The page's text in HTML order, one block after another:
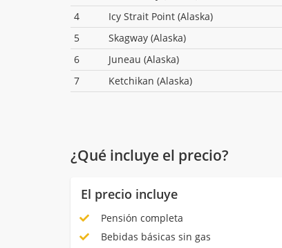
4
Icy Strait Point (Alaska)
5
Skagway (Alaska)
6
Juneau (Alaska)
7
Ketchikan (Alaska)
¿Qué incluye el precio?
El precio incluye
Pensión completa
Bebidas básicas sin gas